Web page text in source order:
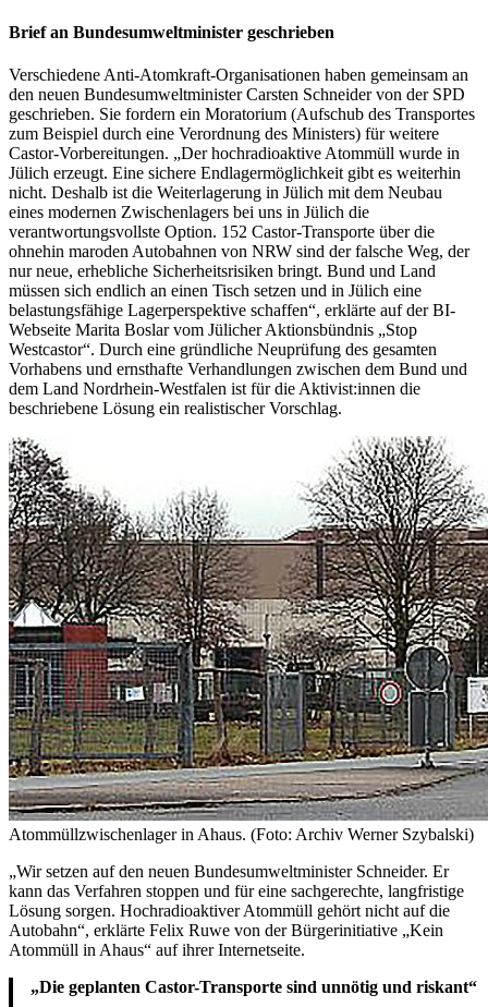
Brief an Bundesumweltminister geschrieben
Verschiedene Anti-Atomkraft-Organisationen haben gemeinsam an
den neuen Bundesumweltminister Carsten Schneider von der SPD
geschrieben. Sie fordern ein Moratorium (Aufschub des Transportes
zum Beispiel durch eine Verordnung des Ministers) für weitere
Castor-Vorbereitungen. „Der hochradioaktive Atommüll wurde in
Jülich erzeugt. Eine sichere Endlagermöglichkeit gibt es weiterhin
nicht. Deshalb ist die Weiterlagerung in Jülich mit dem Neubau
eines modernen Zwischenlagers bei uns in Jülich die
verantwortungsvollste Option. 152 Castor-Transporte über die
ohnehin maroden Autobahnen von NRW sind der falsche Weg, der
nur neue, erhebliche Sicherheitsrisiken bringt. Bund und Land
müssen sich endlich an einen Tisch setzen und in Jülich eine
belastungsfähige Lagerperspektive schaffen“, erklärte auf der BI-
Webseite Marita Boslar vom Jülicher Aktionsbündnis „Stop
Westcastor“. Durch eine gründliche Neuprüfung des gesamten
Vorhabens und ernsthafte Verhandlungen zwischen dem Bund und
dem Land Nordrhein-Westfalen ist für die Aktivist:innen die
beschriebene Lösung ein realistischer Vorschlag.
Atommüllzwischenlager in Ahaus. (Foto: Archiv Werner Szybalski)
„Wir setzen auf den neuen Bundesumweltminister Schneider. Er
kann das Verfahren stoppen und für eine sachgerechte, langfristige
Lösung sorgen. Hochradioaktiver Atommüll gehört nicht auf die
Autobahn“, erklärte Felix Ruwe von der Bürgerinitiative „Kein
Atommüll in Ahaus“ auf ihrer Internetseite.
„Die geplanten Castor-Transporte sind unnötig und riskant“